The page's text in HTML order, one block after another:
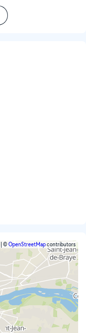
©OpenStreetMapcontributors